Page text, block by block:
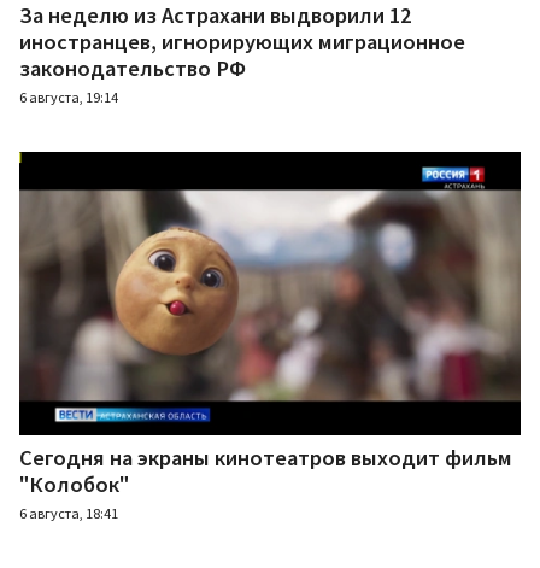
За неделю из Астрахани выдворили 12
иностранцев, игнорирующих миграционное
законодательство РФ
6 августа, 19:14
Сегодня на экраны кинотеатров выходит фильм
"Колобок"
6 августа, 18:41